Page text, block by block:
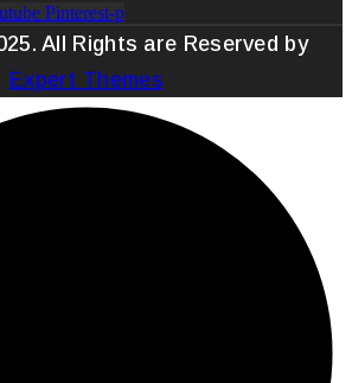
Pinterest-p
All Rights are Reserved by
Expert Themes